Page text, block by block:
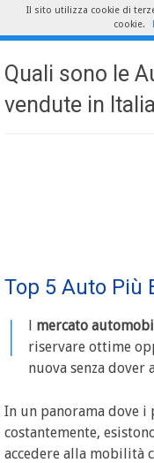
Quali sono le
vendute in
Top 5 Auto Più
I l mercato
riservare ottime
nuova senza dover
In un panorama dove i
costantemente,
accedere alla mobilità
Il sito utilizza cookie di
cookie.